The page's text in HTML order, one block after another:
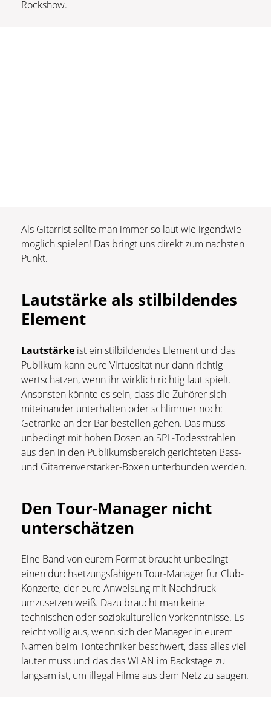
Rockshow.
Als Gitarrist sollte man immer so laut wie irgendwie
möglich spielen! Das bringt uns direkt zum nächsten
Punkt.
Lautstärke als stilbildendes
Element
Lautstärke ist ein stilbildendes Element und das
Publikum kann eure Virtuosität nur dann richtig
wertschätzen, wenn ihr wirklich richtig laut spielt.
Ansonsten könnte es sein, dass die Zuhörer sich
miteinander unterhalten oder schlimmer noch:
Getränke an der Bar bestellen gehen. Das muss
unbedingt mit hohen Dosen an SPL-Todesstrahlen
aus den in den Publikumsbereich gerichteten Bass-
und Gitarrenverstärker-Boxen unterbunden werden.
Den Tour-Manager nicht
unterschätzen
Eine Band von eurem Format braucht unbedingt
einen durchsetzungsfähigen Tour-Manager für Club-
Konzerte, der eure Anweisung mit Nachdruck
umzusetzen weiß. Dazu braucht man keine
technischen oder soziokulturellen Vorkenntnisse. Es
reicht völlig aus, wenn sich der Manager in eurem
Namen beim Tontechniker beschwert, dass alles viel
lauter muss und das das WLAN im Backstage zu
langsam ist, um illegal Filme aus dem Netz zu saugen.